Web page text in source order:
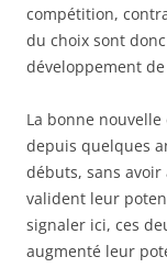
compétition,
du choix sont
développement
La bonne
depuis quelques
débuts, sans
valident leur
signaler ici, ces
augmenté leur